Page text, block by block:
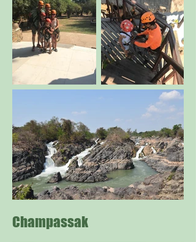
Champassak